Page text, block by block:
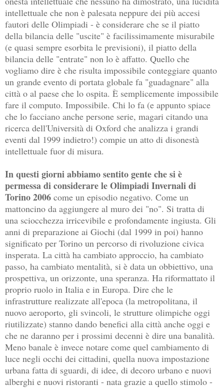
intellettuale che non è palesata neppure dei più accesi
fautori delle Olimpiadi - è considerare che se il piatto
della bilancia delle "uscite" è facilissimamente misurabile
(e quasi sempre esorbita le previsioni), il piatto della
bilancia delle "entrate" non lo è affatto. Quello che
vogliamo dire è che risulta impossibile conteggiare quanto
un grande evento di portata globale fa "guadagnare" alla
città o al paese che lo ospita. È semplicemente impossibile
fare il computo. Impossibile. Chi lo fa (e appunto spiace
che lo facciano anche persone serie, magari citando una
ricerca dell'Università di Oxford che analizza i grandi
eventi dal 1999 indietro!) compie un atto di disonestà
intellettuale fuor di misura.
In questi giorni abbiamo sentito gente che si è
permessa di considerare le Olimpiadi Invernali di
Torino 2006 come un episodio negativo. Come un
mattoncino da aggiungere al muro dei "no". Si tratta di
una sciocchezza irricevibile e profondamente ingiusta. Gli
anni di preparazione ai Giochi (dal 1999 in poi) hanno
significato per Torino un percorso di rivoluzione civica
insperata. La città ha cambiato approccio, ha cambiato
passo, ha cambiato mentalità, si è data un obbiettivo, una
prospettiva, un orizzonte, una speranza. Ha riformattato il
proprio ruolo in Italia e in Europa. Dire che le
infrastrutture realizzate all'epoca (la metropolitana, il
nuovo aeroporto, gli svincoli, le strutture olimpiche oggi
riutilizzate) stanno dando benefici alla città anche oggi e
che ne daranno per i prossimi decenni è dire una banalità.
Meno banale è invece notare come quel cambiamento di
luce negli occhi dei cittadini, quella nuova impostazione
urbana fatta di sguardi, di idee, di decoro urbano e nuovi
alberghi e nuovi ristoranti - nata grazie a quello stimolo -